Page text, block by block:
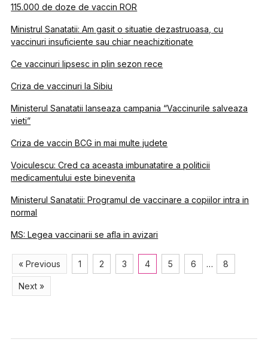
115.000 de doze de vaccin ROR
Ministrul Sanatatii: Am gasit o situatie dezastruoasa, cu
vaccinuri insuficiente sau chiar neachizitionate
Ce vaccinuri lipsesc in plin sezon rece
Criza de vaccinuri la Sibiu
Ministerul Sanatatii lanseaza campania “Vaccinurile salveaza
vieti”
Criza de vaccin BCG in mai multe judete
Voiculescu: Cred ca aceasta imbunatatire a politicii
medicamentului este binevenita
Ministerul Sanatatii: Programul de vaccinare a copiilor intra in
normal
MS: Legea vaccinarii se afla in avizari
« Previous 1 2 3 4 5 6 … 8
Next »